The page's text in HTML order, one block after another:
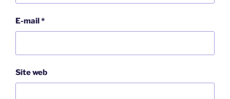
E-mail*
Site web